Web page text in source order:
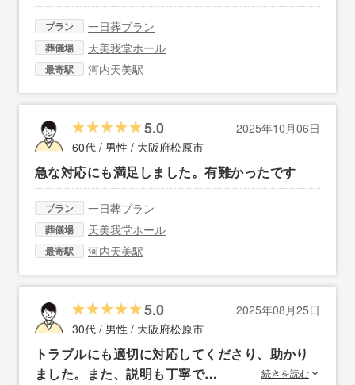
プラン 一日葬プラン
葬儀場 天美我堂ホール
最寄駅 河内天美駅
5.0
2025年10月06日
60代 / 男性 / 大阪府松原市
急な対応にも満足しました。有難かったです
プラン 一日葬プラン
葬儀場 天美我堂ホール
最寄駅 河内天美駅
5.0
2025年08月25日
30代 / 男性 / 大阪府松原市
トラブルにも適切に対応してくださり、助かり
ました。また、説明も丁寧で…
続きを読む